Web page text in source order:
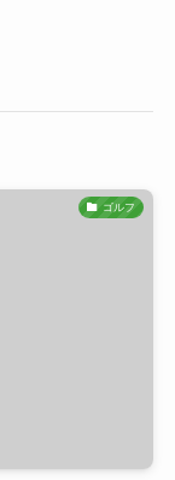
ゴルフ